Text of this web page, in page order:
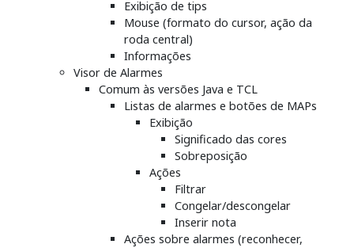
Exibição de tips
Mouse (formato do cursor, ação da
roda central)
Informações
Visor de Alarmes
Comum às versões Java e TCL
Listas de alarmes e botões de MAPs
Exibição
Significado das cores
Sobreposição
Ações
Filtrar
Congelar/descongelar
Inserir nota
Ações sobre alarmes (reconhecer,